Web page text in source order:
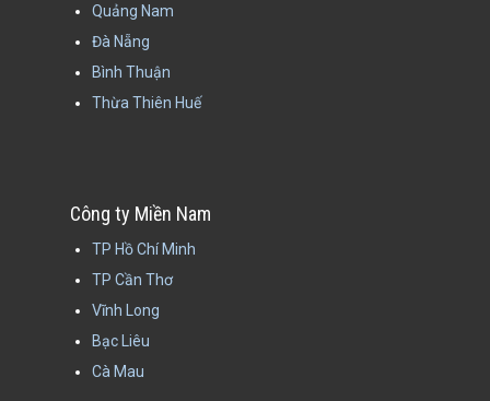
Quảng Nam
Đà Nẵng
Bình Thuận
Thừa Thiên Huế
Công ty Miền Nam
TP Hồ Chí Minh
TP Cần Thơ
Vĩnh Long
Bạc Liêu
Cà Mau